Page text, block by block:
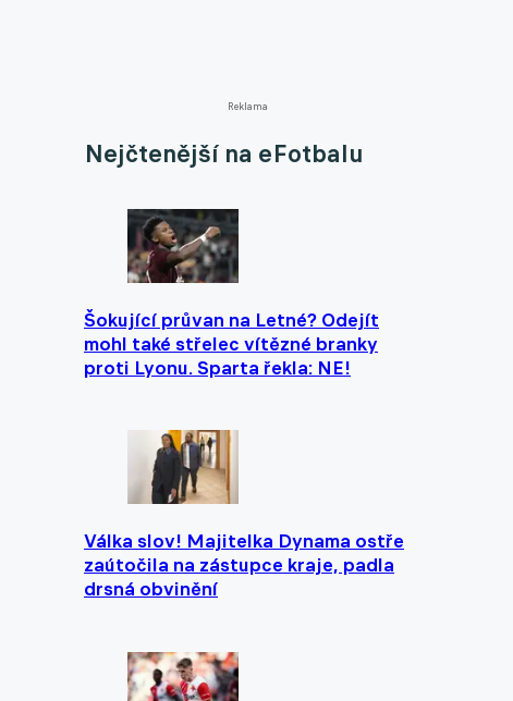
Reklama
Nejčtenější na eFotbalu
Šokující průvan na Letné? Odejít
mohl také střelec vítězné branky
proti Lyonu. Sparta řekla: NE!
Válka slov! Majitelka Dynama ostře
zaútočila na zástupce kraje, padla
drsná obvinění